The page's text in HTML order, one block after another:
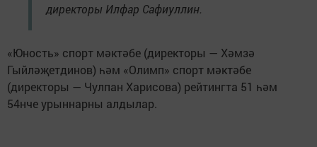
директоры Илфар Сафиуллин.
«Юность» спорт мәктәбе (директоры — Хәмзә
Гыйләҗетдинов) һәм «Олимп» спорт мәктәбе
(директоры — Чулпан Харисова) рейтингта 51 һәм
54нче урыннарны алдылар.